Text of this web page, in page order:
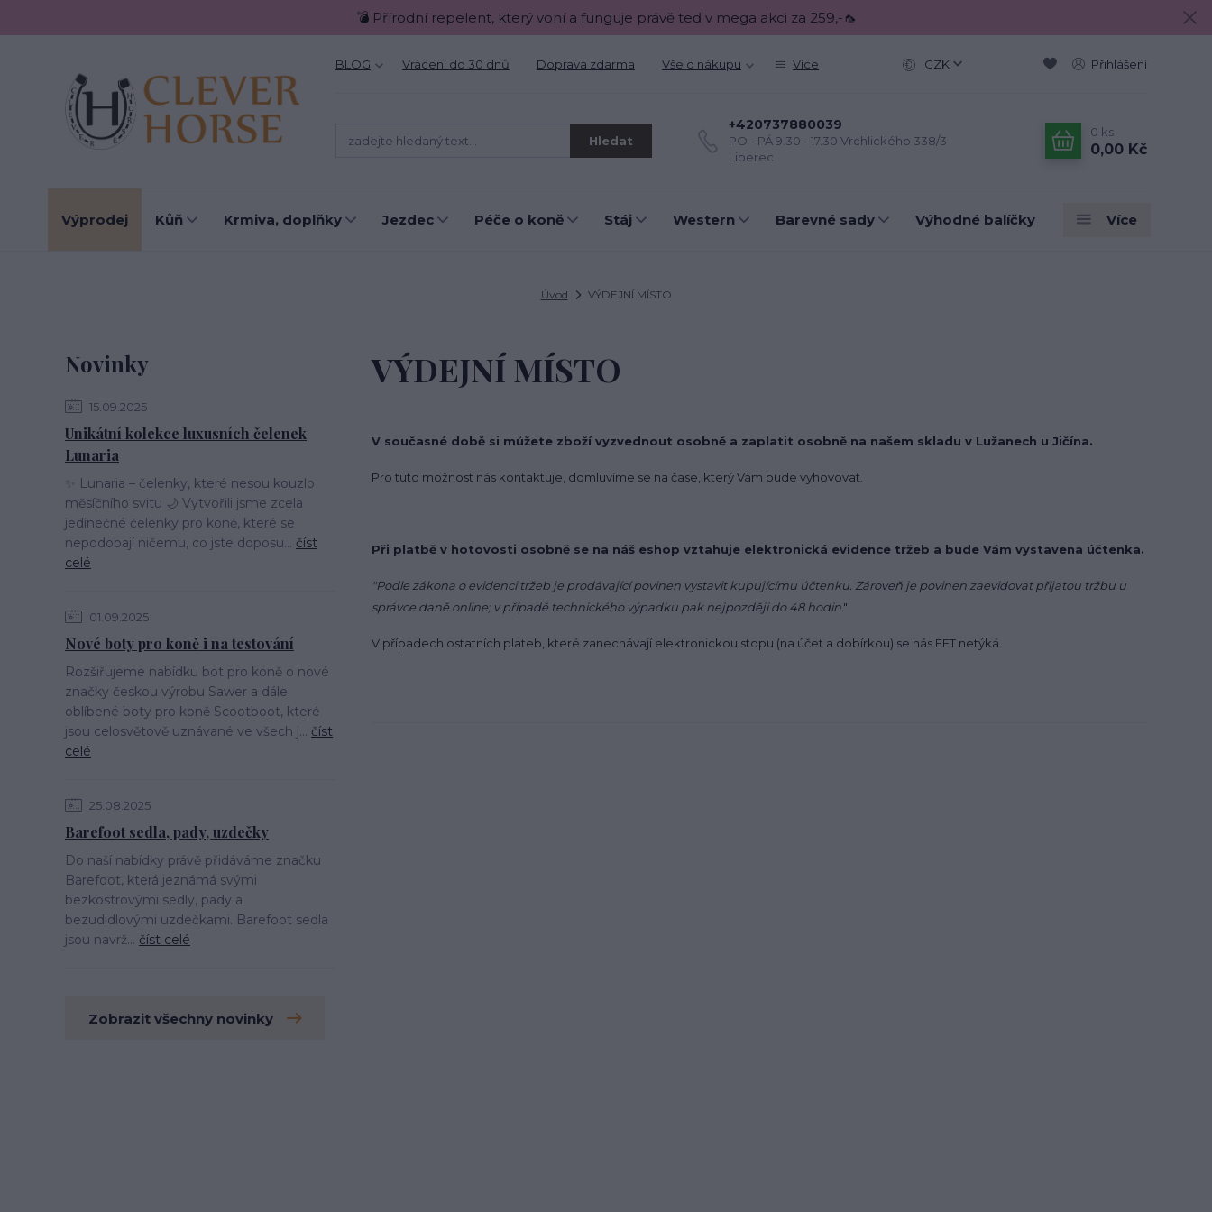
💣 Přírodní repelent, který voní a funguje právě teď v mega akci za 259,-🦟
BLOG Vrácení do 30 dnů Doprava zdarma Vše o nákupu Více CZK Přihlášení
Hledat
+420737880039
PO - PÁ 9.30 - 17.30 Vrchlického 338/3
Liberec
0 ks
0,00 Kč
Výprodej Kůň Krmiva, doplňky Jezdec Péče o koně Stáj Western Barevné sady Výhodné balíčky Více
Úvod VÝDEJNÍ MÍSTO
Novinky
15.09.2025
Unikátní kolekce luxusních čelenek
Lunaria
✨ Lunaria – čelenky, které nesou kouzlo
měsíčního svitu 🌙 Vytvořili jsme zcela
jedinečné čelenky pro koně, které se
nepodobají ničemu, co jste doposu... číst
celé
01.09.2025
Nové boty pro koně i na testování
Rozšiřujeme nabídku bot pro koně o nové
značky českou výrobu Sawer a dále
oblíbené boty pro koně Scootboot, které
jsou celosvětově uznávané ve všech j... číst
celé
25.08.2025
Barefoot sedla, pady, uzdečky
Do naší nabídky právě přidáváme značku
Barefoot, která jeznámá svými
bezkostrovými sedly, pady a
bezudidlovými uzdečkami. Barefoot sedla
jsou navrž... číst celé
Zobrazit všechny novinky
VÝDEJNÍ MÍSTO
V současné době si můžete zboží vyzvednout osobně a zaplatit osobně na našem skladu v Lužanech u Jičína.
Pro tuto možnost nás kontaktuje, domluvíme se na čase, který Vám bude vyhovovat.
Při platbě v hotovosti osobně se na náš eshop vztahuje elektronická evidence tržeb a bude Vám vystavena účtenka.
"Podle zákona o evidenci tržeb je prodávající povinen vystavit kupujícímu účtenku. Zároveň je povinen zaevidovat přijatou tržbu u
správce daně online; v případě technického výpadku pak nejpozději do 48 hodin."
V případech ostatních plateb, které zanechávají elektronickou stopu (na účet a dobírkou) se nás EET netýká.